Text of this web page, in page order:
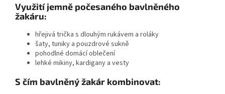
Využití jemně počesaného bavlněného
žakáru:
hřejivá trička s dlouhým rukávem a roláky
šaty, tuniky a pouzdrové sukně
pohodlné domácí oblečení
lehké mikiny, kardigany a vesty
S čím bavlněný žakár kombinovat: